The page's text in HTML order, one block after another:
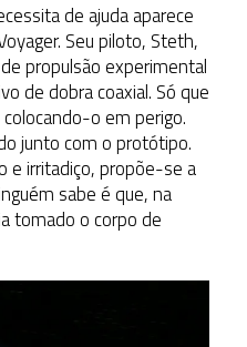
de ajuda aparece
Seu piloto, Steth,
propulsão experimental
de dobra coaxial. Só que
o em perigo.
junto com o protótipo.
e irritadiço, propõe-se a
sabe é que, na
tomado o corpo de